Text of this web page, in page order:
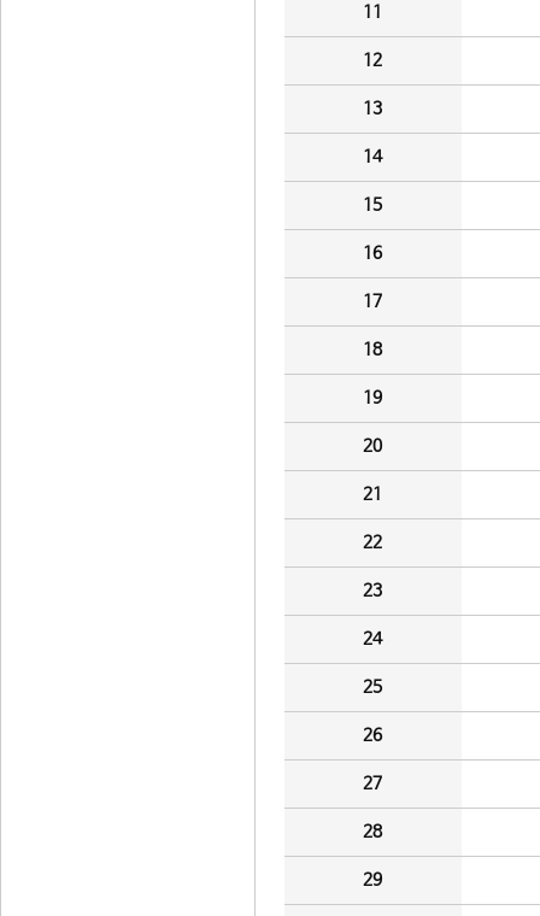
11
12
13
14
15
16
17
18
19
20
21
22
23
24
25
26
27
28
29